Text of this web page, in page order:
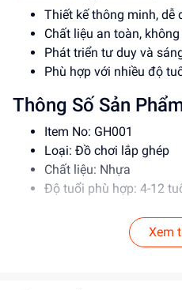
Thiết kế thông minh, dễ
Chất liệu an toàn,
Phát triển tư duy và
Phù hợp với nhiều độ
Thông Số Sản
Item No: GH001
Loại: Đồ chơi lắp ghép
Chất liệu: Nhựa
Độ tuổi phù hợp: 4-12
Hướng Dẫn Sử
Đọc kỹ hướng dẫn trước
Xem